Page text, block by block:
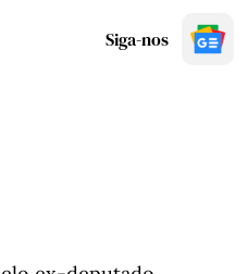
Siga-nos